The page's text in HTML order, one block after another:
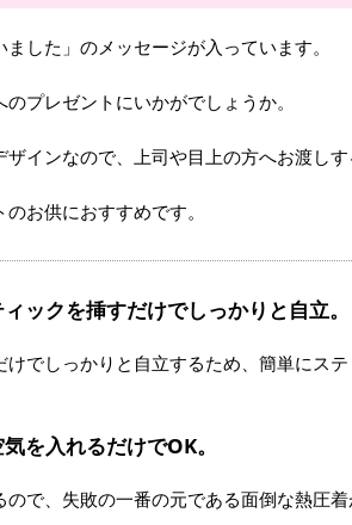
ました」のメッセージが入っています。
プレゼントにいかがでしょうか。
ザインなので、上司や目上の方へお渡し
お供におすすめです。
ックを挿すだけでしっかりと自立。
けでしっかりと自立するため、簡単にス
を入れるだけでOK。
ので、失敗の一番の元である面倒な熱圧